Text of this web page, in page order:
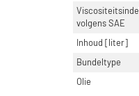
volgens SAE
Inhoud [liter]
Bundeltype
Olie